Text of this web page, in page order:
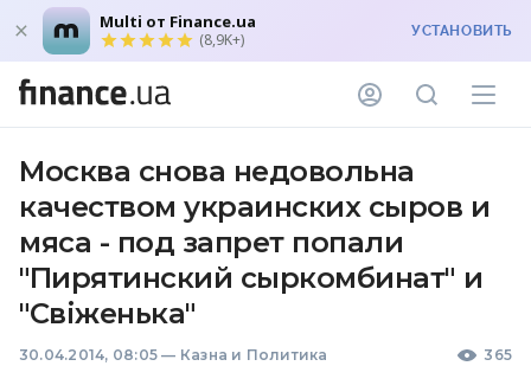
Multi от Finance.ua
(8,9K+) УСТАНОВИТЬ
Москва снова недовольна
качеством украинских сыров и
мяса - под запрет попали
"Пирятинский сыркомбинат" и
"Свіженька"
30.04.2014, 08:05 — Казна и Политика 365